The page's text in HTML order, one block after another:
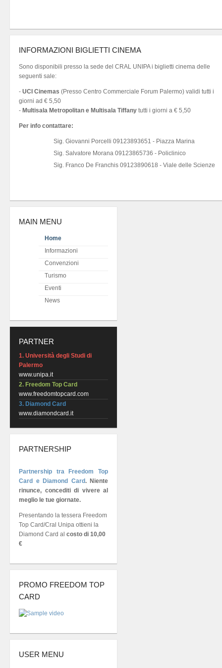
INFORMAZIONI BIGLIETTI CINEMA
Sono disponibili presso la sede del CRAL UNIPA i biglietti cinema delle
seguenti sale:
- UCI Cinemas (Presso Centro Commerciale Forum Palermo) validi tutti i
giorni ad € 5,50
- Multisala Metropolitan e Multisala Tiffany tutti i giorni a € 5,50
Per info contattare:
Sig. Giovanni Porcelli 09123893651 - Piazza Marina
Sig. Salvatore Morana 09123865736 - Policlinico
Sig. Franco De Franchis 09123890618 - Viale delle Scienze
MAIN MENU
Home
Informazioni
Convenzioni
Turismo
Eventi
News
PARTNER
1. Università degli Studi di
Palermo
www.unipa.it
2. Freedom Top Card
www.freedomtopcard.com
3. Diamond Card
www.diamondcard.it
PARTNERSHIP
Partnership tra Freedom Top
Card e Diamond Card. Niente
rinunce, concediti di vivere al
meglio le tue giornate.
Presentando la tessera Freedom
Top Card/Cral Unipa ottieni la
Diamond Card al costo di 10,00
€
PROMO FREEDOM TOP
CARD
USER MENU